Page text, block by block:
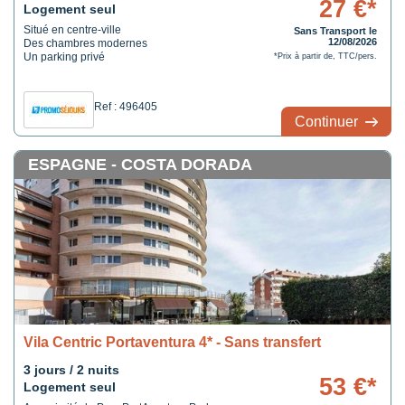
Logement seul
Situé en centre-ville
Des chambres modernes
Un parking privé
Ref : 496405
27 €*
Sans Transport le
12/08/2026
*Prix à partir de, TTC/pers.
Continuer
ESPAGNE - COSTA DORADA
Vila Centric Portaventura 4* - Sans transfert
3 jours / 2 nuits
Logement seul
53 €*